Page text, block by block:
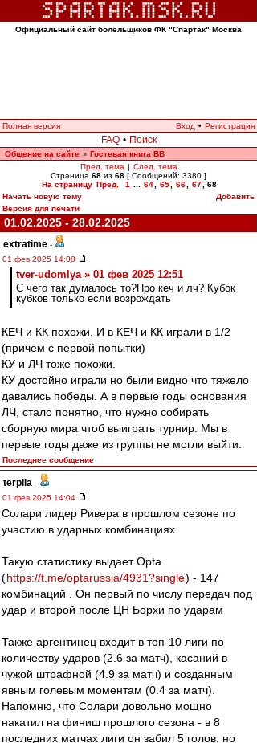
Официальный сайт болельщиков ФК "Спартак" Москва
Полная версия Вход • Регистрация
FAQ • Поиск
Общение на сайте » Гостевая книга ВВ
Пред. тема | След. тема
Страница 68 из 68 [ Сообщений: 3380 ]
На страницу Пред. 1 64 65 66 67
68
Начать новую тему
Добавить
Версия для печати
01.02.2025 - 28.02.2025
extratime -
01 фев 2025 14:08
tver-udomlya » 01 фев 2025 12:51
С чего так думалось то?Про кеч и лч? Кубок
кубков только если возрождать
КЕЧ и КК похожи. И в КЕЧ и КК играли в 1/2
(причем с первой попытки)
КУ и ЛЧ тоже похожи.
КУ достойно играли но были видно что тяжело
давались победы. А в первые годы основания
ЛЧ, стало понятно, что нужно собирать
сборную мира чтоб выиграть турнир. Мы в
первые годы даже из группы не могли выйти.
Последнее сообщение
terpila -
01 фев 2025 14:04
Солари лидер Ривера в прошлом сезоне по
участию в ударных комбинациях
Такую статистику выдает Opta
(https://t.me/optarussia/4931?single) - 147
комбинаций . Он первый по числу передач под
удар и второй после ЦН Борхи по ударам
Также аргентинец входит в топ-10 лиги по
количеству ударов (2.6 за матч), касаний в
чужой штрафной (4.9 за матч) и созданным
явным голевым моментам (0.4 за матч).
Напомню, что Солари довольно мощно
накатил на финиш прошлого сезона - в 8
последних матчах лиги он забил 5 голов, но